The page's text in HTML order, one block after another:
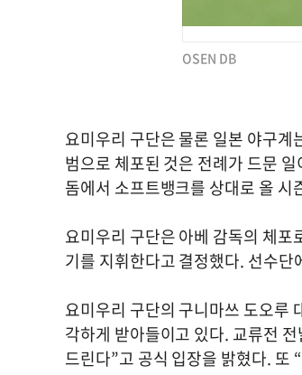
OSEN DB
요미우리 구단은 물론 일본 야구
범으로 체포된 것은 전례가 드문
돔에서 소프트뱅크를 상대로 올 시
요미우리 구단은 아베 감독의 체
기를 지휘한다고 결정했다. 선수단
요미우리 구단의 구니마쓰 도오루
각하게 받아들이고 있다. 교류전
드린다”고 공식 입장을 밝혔다. 또